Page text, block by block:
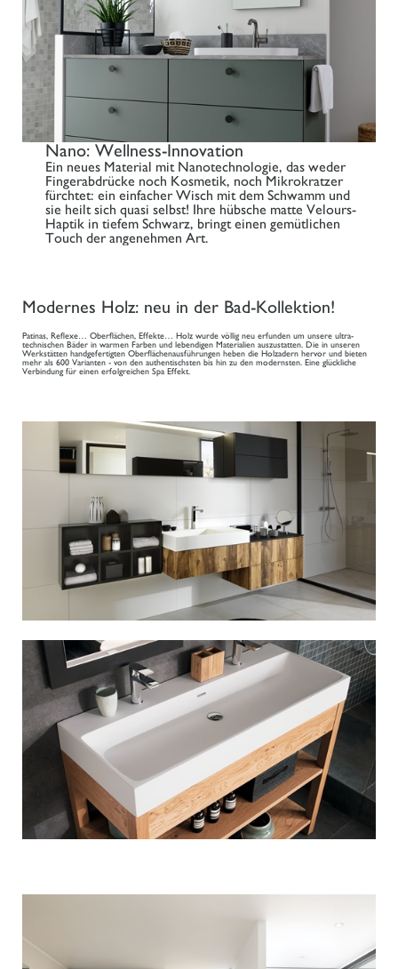
Nano: Wellness-Innovation
Ein neues Material mit Nanotechnologie, das weder
Fingerabdrücke noch Kosmetik, noch Mikrokratzer
fürchtet: ein einfacher Wisch mit dem Schwamm und
sie heilt sich quasi selbst! Ihre hübsche matte Velours-
Haptik in tiefem Schwarz, bringt einen gemütlichen
Touch der angenehmen Art.
Modernes Holz: neu in der Bad-Kollektion!
Patinas, Reflexe… Oberflächen, Effekte… Holz wurde völlig neu erfunden um unsere ultra-
technischen Bäder in warmen Farben und lebendigen Materialien auszustatten. Die in unseren
Werkstätten handgefertigten Oberflächenausführungen heben die Holzadern hervor und bieten
mehr als 600 Varianten - von den authentischsten bis hin zu den modernsten. Eine glückliche
Verbindung für einen erfolgreichen Spa Effekt.